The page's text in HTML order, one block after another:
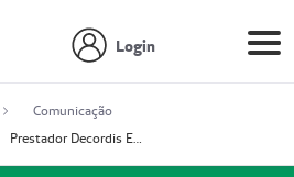
Login
Comunicação
Prestador Decordis Exames Cardiológicos LTDA (51004346-0)